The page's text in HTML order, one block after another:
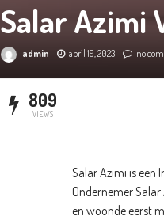
Salar Azimi
admin april 19, 2023 no
809
VIEWS
Salar Azimi is een
Ondernemer
en woonde eerst